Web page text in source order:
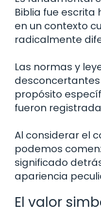
Biblia fue escrita
en un contexto
radicalmente
Las normas y
propósito
fueron
Al considerar el
podemos
significado
apariencia
El valor